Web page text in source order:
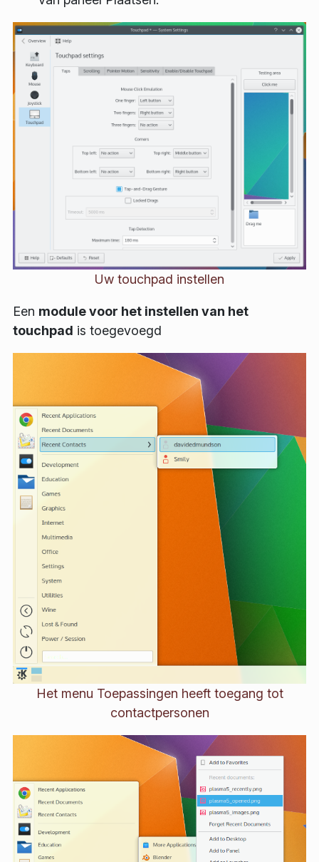
Uw touchpad instellen
Een module voor het instellen van het
touchpad is toegevoegd
Het menu Toepassingen heeft toegang tot
contactpersonen